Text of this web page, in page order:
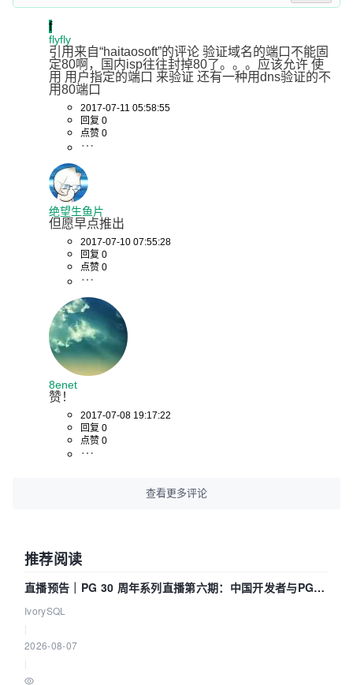
f
flyfly
引用来自“haitaosoft”的评论 验证域名的端口不能固
定80啊，国内isp往往封掉80了。。。应该允许 使
用 用户指定的端口 来验证 还有一种用dns验证的不
用80端口
2017-07-11 05:58:55
回复 0
点赞 0
绝望生鱼片
但愿早点推出
2017-07-10 07:55:28
回复 0
点赞 0
8enet
赞！
2017-07-08 19:17:22
回复 0
点赞 0
查看更多评论
推荐阅读
直播预告｜PG 30 周年系列直播第六期：中国开发者与PG内
核——我们改得动吗？我们贡献了什么？
IvorySQL
2026-08-07